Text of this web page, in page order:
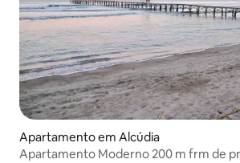
Apartamento em Alcúdia
Apartamento Moderno 200 m frm de